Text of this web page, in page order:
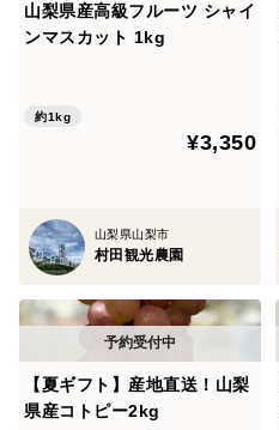
山梨県産高級フルーツ シャイ
ンマスカット 1kg
約1kg
¥3,350
山梨県山梨市
村田観光農園
【夏ギフト】産地直送！山梨
県産コトピー2kg